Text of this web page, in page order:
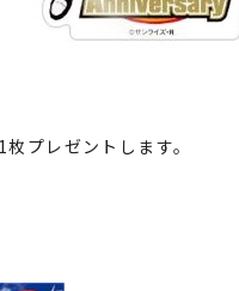
プレゼントします。